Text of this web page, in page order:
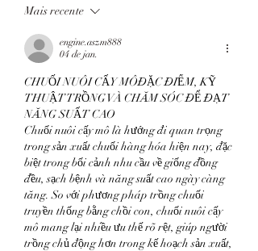
Mais recente
engine.aszm888
04 de jan.
CHUỐI NUÔI CẤY MÔĐẶC ĐIỂM, KỸ
THUẬT TRỒNG VÀ CHĂM SÓC ĐỂ ĐẠT
NĂNG SUẤT CAO
Chuối nuôi cấy mô là hướng đi quan trọng
trong sản xuất chuối hàng hóa hiện nay, đặc
biệt trong bối cảnh nhu cầu về giống đồng
đều, sạch bệnh và năng suất cao ngày càng
tăng. So với phương pháp trồng chuối
truyền thống bằng chồi con, chuối nuôi cấy
mô mang lại nhiều ưu thế rõ rệt, giúp người
trồng chủ động hơn trong kế hoạch sản xuất,